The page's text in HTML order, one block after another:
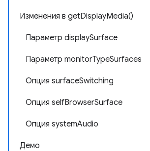
Изменения в getDisplayMedia()
Параметр displaySurface
Параметр monitorTypeSurfaces
Опция surfaceSwitching
Опция selfBrowserSurface
Опция systemAudio
Демо